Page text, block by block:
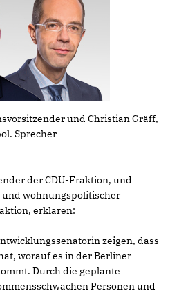
und Christian Gräff,
Sprecher
der CDU-Fraktion, und
und wohnungspolitischer
erklären:
zeigen, dass
worauf es in der Berliner
Durch die geplante
Personen und